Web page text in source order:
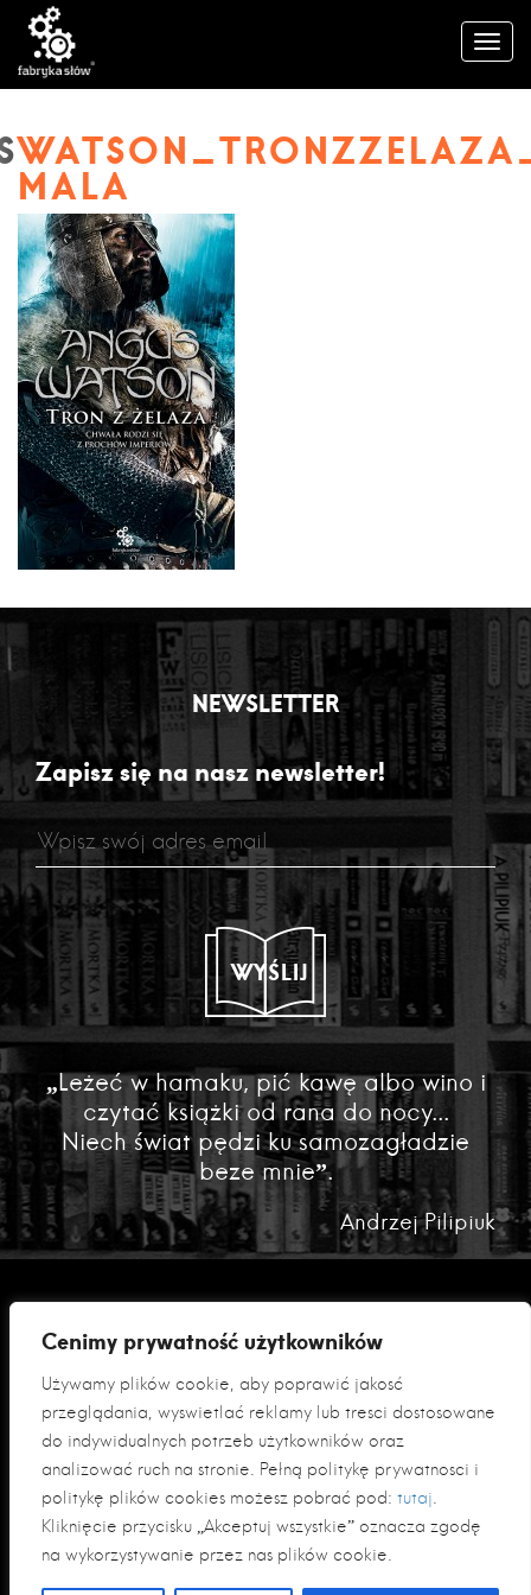
Cenimy prywatność użytkowników
Używamy plików cookie, aby poprawić jakość
przeglądania, wyświetlać reklamy lub treści dostosowane
do indywidualnych potrzeb użytkowników oraz
analizować ruch na stronie. Pełną politykę prywatności i
politykę plików cookies możesz pobrać pod: tutaj.
Kliknięcie przycisku „Akceptuj wszystkie” oznacza zgodę
na wykorzystywanie przez nas plików cookie.
MALA
NEWSLETTER
Zapisz się na nasz newsletter!
WYŚLIJ
„Leżeć w hamaku, pić kawę albo wino i
czytać książki od rana do nocy...
Niech świat pędzi ku samozagładzie
beze mnie”.
Andrzej Pilipiuk
Polityka prywatności
Klauzula informacyjna RODO